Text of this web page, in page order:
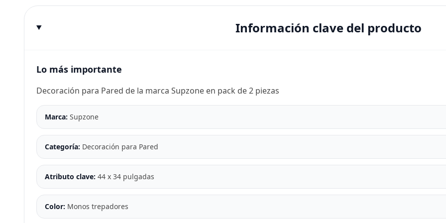
Información clave del producto
Lo más importante
Decoración para Pared de la marca Supzone en pack de 2 piezas
Marca: Supzone
Categoría: Decoración para Pared
Atributo clave: 44 x 34 pulgadas
Color: Monos trepadores